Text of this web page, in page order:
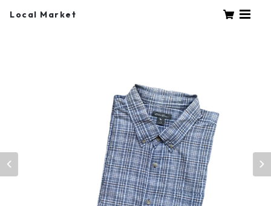
Local Market